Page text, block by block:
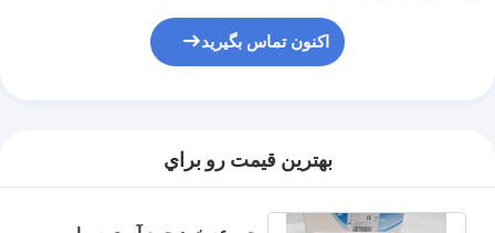
اکنون تماس بگیرید
بهترين قيمت رو براي